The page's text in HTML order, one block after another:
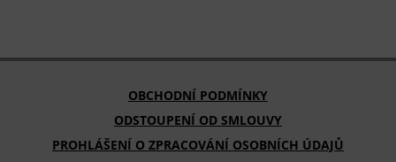
OBCHODNÍ PODMÍNKY
ODSTOUPENÍ OD SMLOUVY
PROHLÁŠENÍ O ZPRACOVÁNÍ OSOBNÍCH ÚDAJŮ